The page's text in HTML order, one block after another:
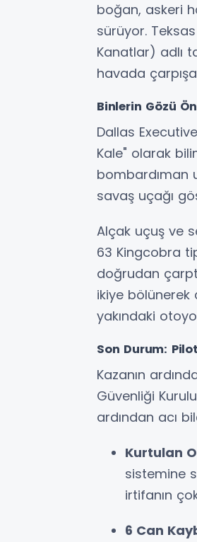
boğan, askeri
sürüyor.
Kanatlar) adlı
havada
Binlerin Gözü
Dallas
Kale" olarak
bombardıman
savaş uçağı
Alçak uçuş ve
63 Kingcobra
doğrudan
ikiye bölünerek
yakındaki
Son Durum:
Kazanın
Güvenliği
ardından acı
Kurtulan
sistemine
irtifanın
6 Can